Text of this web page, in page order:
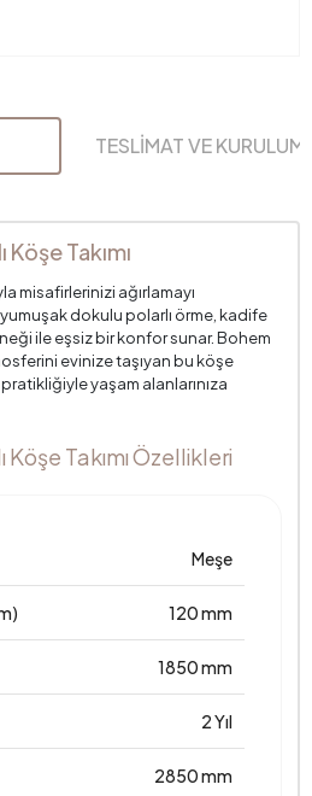
TESLİMAT VE KURULUM
Köşe Takımı
misafirlerinizi ağırlamayı
dokulu polarlı örme, kadife
ile eşsiz bir konfor sunar. Bohem
evinize taşıyan bu köşe
yaşam alanlarınıza
Köşe Takımı Özellikleri
Meşe
120 mm
1850 mm
2 Yıl
2850 mm